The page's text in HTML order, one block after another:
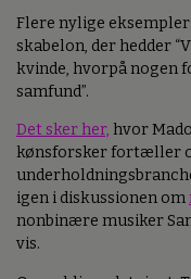
Flere nylige
skabelon, der hedder
kvinde, hvorpå nogen
samfund”.
Det sker her, hvor
kønsforsker fortæller
igen i diskussionen om
nonbinære musiker
vis.